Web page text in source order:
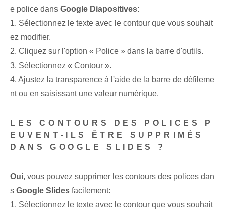
e police dans Google ‌Diapositives:
1. Sélectionnez⁤ le texte avec le contour que vous souhait
ez modifier.
2. Cliquez sur l'option⁤ « Police » dans la barre d'outils‌.
3. Sélectionnez « Contour ».
4. ⁢Ajustez la transparence à l'aide de la barre de défileme
nt ou en saisissant une valeur numérique. ⁤
LES CONTOURS DES POLICES P
EUVENT-ILS ÊTRE SUPPRIMÉS
DANS GOOGLE SLIDES ?
Oui,⁢ vous pouvez supprimer⁣ les contours des‌ polices ⁢dan
s Google Slides facilement:
1. Sélectionnez le texte avec le contour que vous souhait